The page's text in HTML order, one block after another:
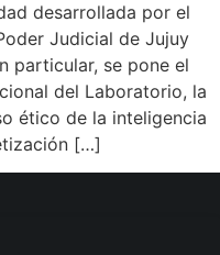
desarrollada por el
Judicial de Jujuy
particular, se pone el
del Laboratorio, la
ético de la inteligencia
[…]